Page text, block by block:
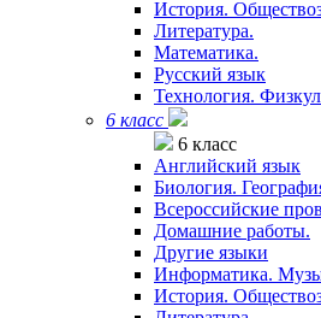
История.
Литература.
Математика.
Русский язык
Технология.
6 класс
6 класс
Английский язык
Биология.
Всероссийские
Домашние работы.
Другие языки
Информатика.
История.